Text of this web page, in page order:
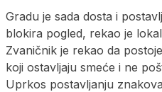
Gradu je sada dosta i
blokira pogled, rekao je
Zvaničnik je rekao da
koji ostavljaju smeće i ne
Uprkos postavljanju